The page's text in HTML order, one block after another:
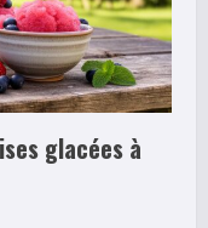
glacées à